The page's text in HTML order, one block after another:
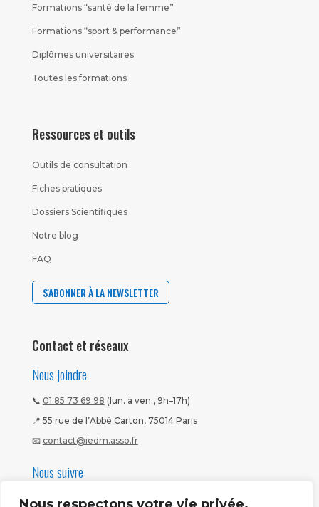
Formations “santé de la femme”
Formations “sport & performance”
Diplômes universitaires
Toutes les formations
Ressources et outils
Outils de consultation
Fiches pratiques
Dossiers Scientifiques
Notre blog
FAQ
S'ABONNER À LA NEWSLETTER
Contact et réseaux
Nous joindre
📞 01 85 73 69 98 (lun. à ven., 9h–17h)
📍 55 rue de l’Abbé Carton, 75014 Paris
📧 contact@iedm.asso.fr
Nous suivre